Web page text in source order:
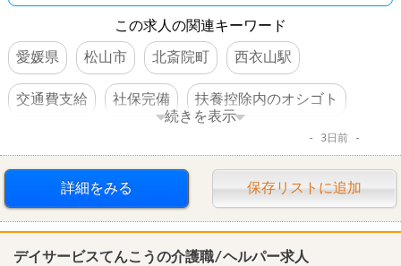
この求人の関連キーワード
愛媛県
松山市 北斎院町 西衣山駅
交通費支給 社保完備 扶養控除内のオシゴト
続きを表示
3日前
詳細をみる 保存リストに追加
デイサービスてんこうの介護職/ヘルパー求人